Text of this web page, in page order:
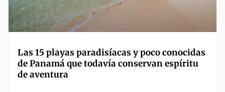
Las 15 playas paradisíacas y poco conocidas
de Panamá que todavía conservan espíritu
de aventura